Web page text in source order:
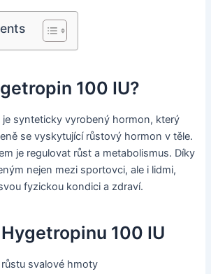
100 IU?
je synteticky vyrobený hormon, který
se vyskytující růstový hormon v těle.
je regulovat růst a metabolismus. Díky
nejen mezi sportovci, ale i lidmi,
fyzickou kondici a zdraví.
100 IU
svalové hmoty